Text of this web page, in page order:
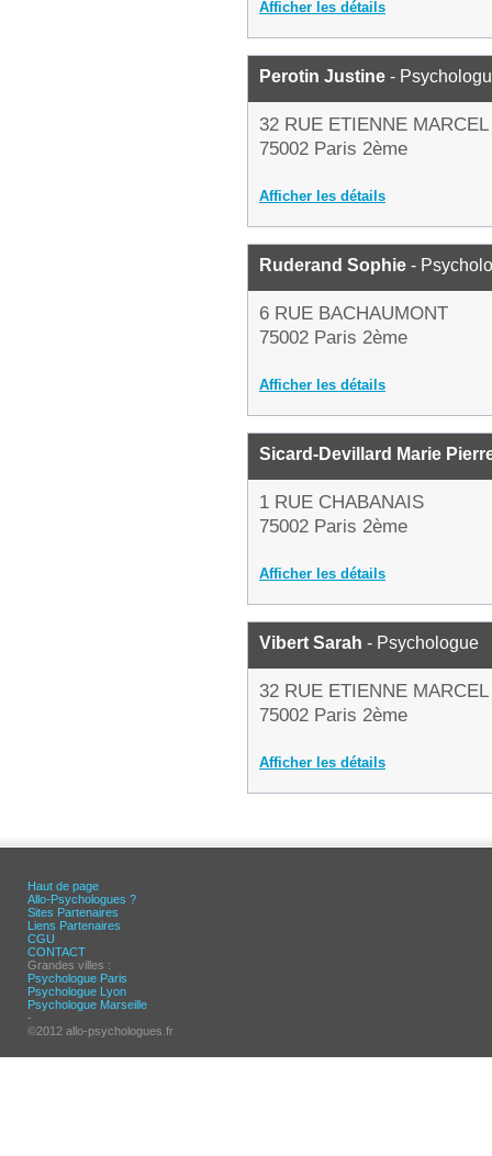
Afficher les détails
Perotin Justine -
32 RUE ETIENNE MARCEL
75002 Paris 2ème
Afficher les détails
Ruderand Sophie -
6 RUE BACHAUMONT
75002 Paris 2ème
Afficher les détails
Sicard-Devillard Marie
1 RUE CHABANAIS
75002 Paris 2ème
Afficher les détails
Vibert Sarah - Psychologue
32 RUE ETIENNE MARCEL
75002 Paris 2ème
Afficher les détails
Haut de page
Allo-Psychologues ?
Sites Partenaires
Liens Partenaires
CGU
CONTACT
Grandes villes :
Psychologue Paris
Psychologue Lyon
Psychologue Marseille
-
©2012 allo-psychologues.fr